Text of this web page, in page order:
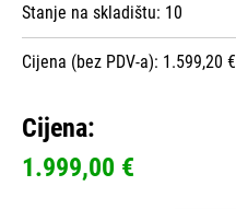
Stanje na skladištu: 10
Cijena (bez PDV-a): 1.599,20 €
Cijena:
1.999,00 €